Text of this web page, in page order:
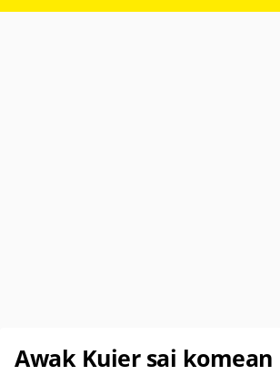
Awak Kuier sai komean